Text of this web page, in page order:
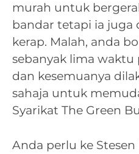
murah untuk
bandar tetapi ia juga
kerap. Malah, anda
sebanyak lima waktu
dan kesemuanya
sahaja untuk
Syarikat The Green
Anda perlu ke